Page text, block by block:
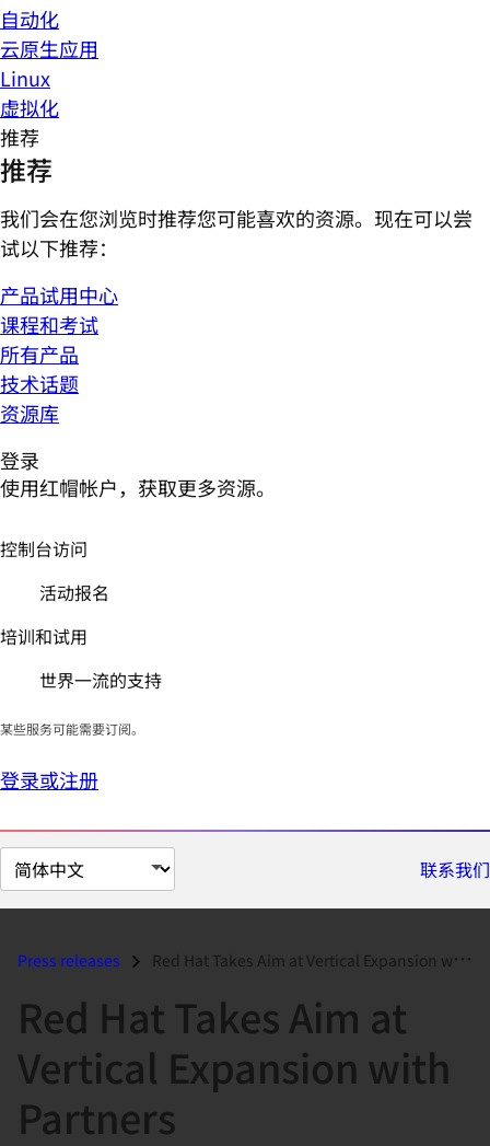
自动化
云原生应用
Linux
虚拟化
推荐
推荐
我们会在您浏览时推荐您可能喜欢的资源。现在可以尝
试以下推荐：
产品试用中心
课程和考试
所有产品
技术话题
资源库
登录
使用红帽帐户，获取更多资源。
控制台访问
活动报名
培训和试用
世界一流的支持
某些服务可能需要订阅。
登录或注册
切
换
面
联系我们
Press releases Red Hat Takes Aim at Vertical Expansion with Partners...
Red Hat Takes Aim at
Vertical Expansion with
Partners